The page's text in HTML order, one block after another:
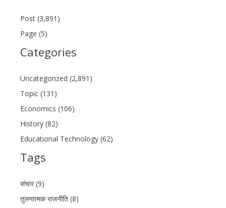
Post (3,891)
Page (5)
Categories
Uncategorized (2,891)
Topic (131)
Economics (106)
History (82)
Educational Technology (62)
Tags
संचार (9)
तुलनात्मक राजनीति (8)